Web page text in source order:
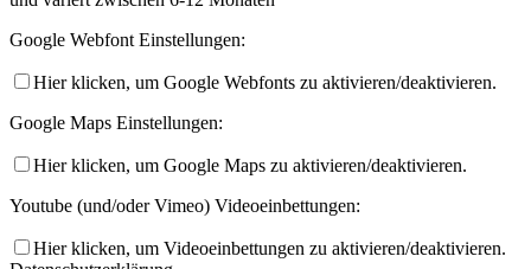
Google Webfont Einstellungen:
Hier klicken, um Google Webfonts zu aktivieren/deaktivieren.
Google Maps Einstellungen:
Hier klicken, um Google Maps zu aktivieren/deaktivieren.
Youtube (und/oder Vimeo) Videoeinbettungen:
Hier klicken, um Videoeinbettungen zu aktivieren/deaktivieren.